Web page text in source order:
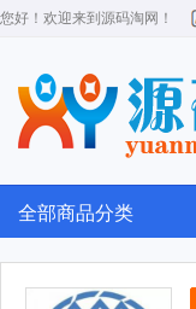
您好！欢迎来到 源码淘网 ！
全部商品分类